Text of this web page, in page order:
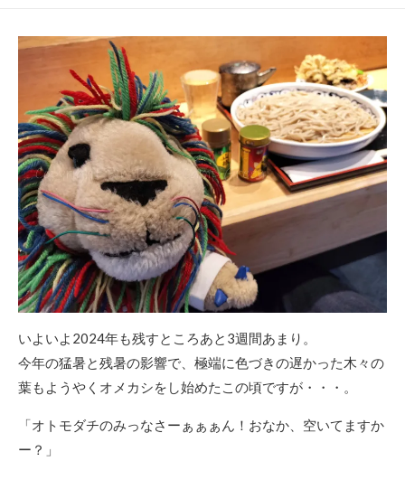
新
日
いよいよ2024年も残すところあと3週間あまり。
今年の猛暑と残暑の影響で、極端に色づきの遅かった木々の
葉もようやくオメカシをし始めたこの頃ですが・・・。
「オトモダチのみっなさーぁぁぁん！おなか、空いてますか
ー？」